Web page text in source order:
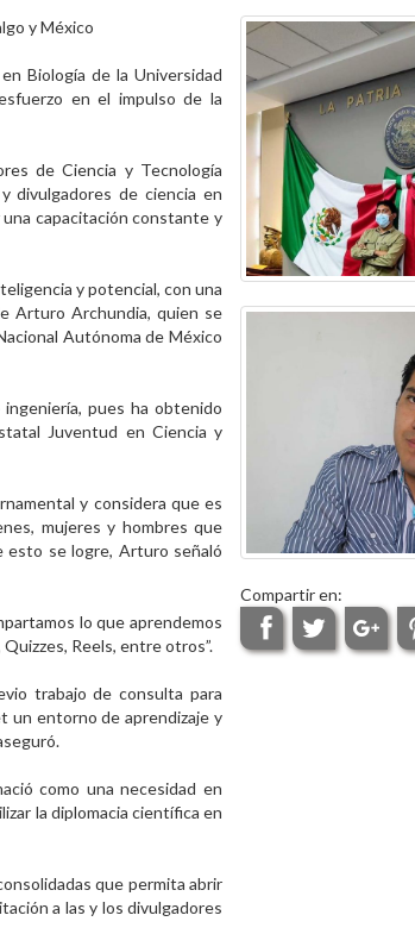
y México
Biología de la Universidad
en el impulso de la
de Ciencia y Tecnología
divulgadores de ciencia en
capacitación constante y
y potencial, con una
Arturo Archundia, quien se
Autónoma de México
pues ha obtenido
Juventud en Ciencia y
y considera que es
mujeres y hombres que
esto se logre, Arturo señaló
lo que aprendemos
Reels, entre otros”.
trabajo de consulta para
un entorno de aprendizaje y
como una necesidad en
la diplomacia científica en
que permita abrir
a las y los divulgadores
Compartir en: